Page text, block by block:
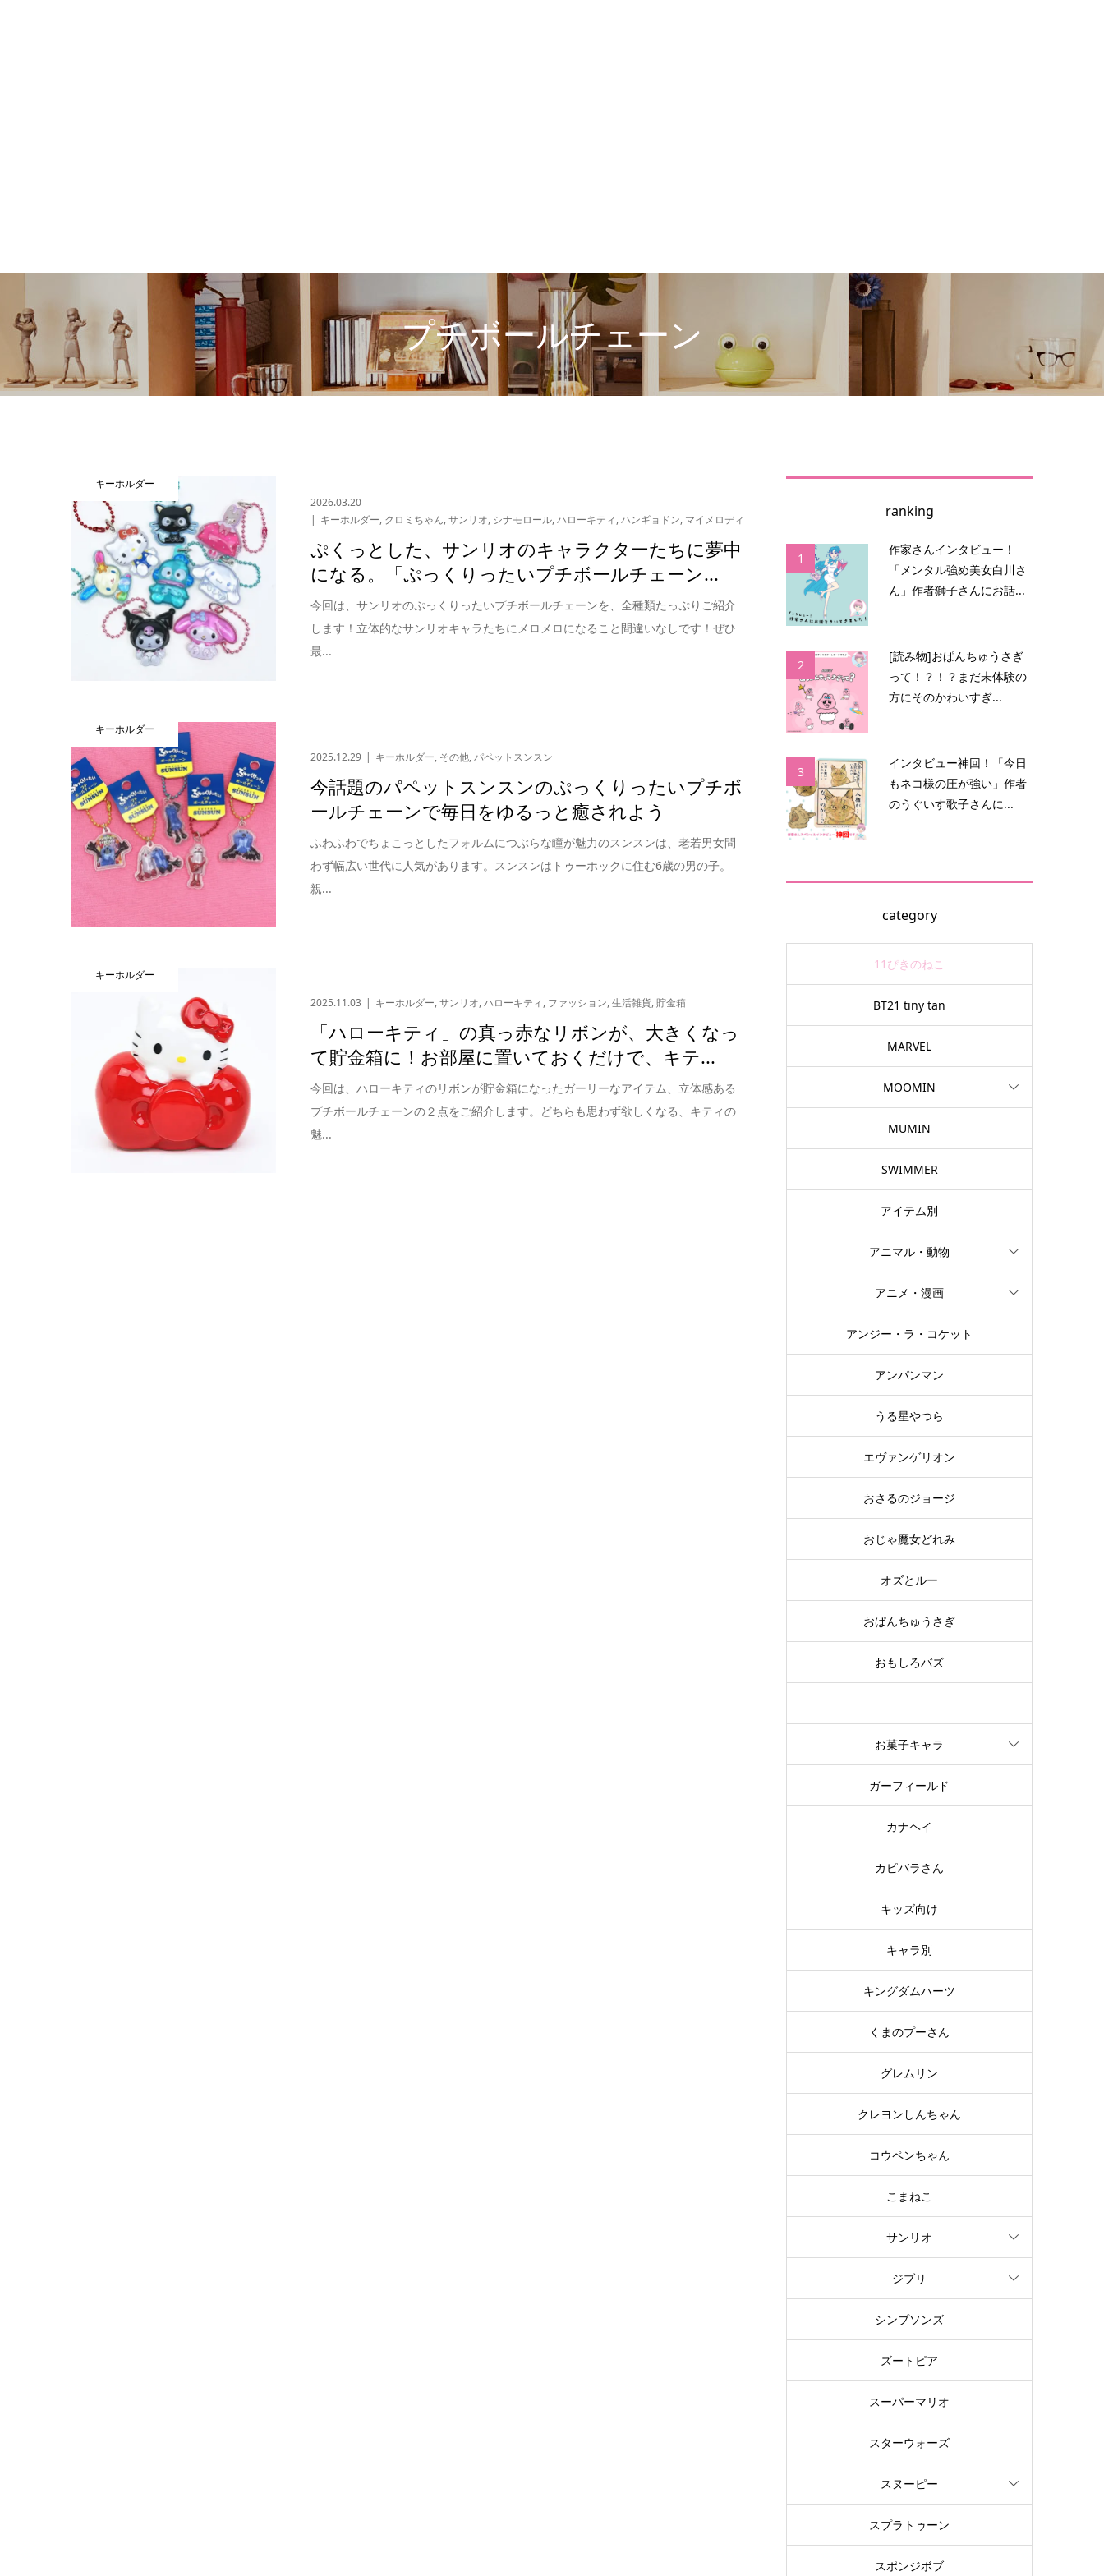
プチボールチェーン
キーホルダー
2026.03.20
キーホルダー, クロミちゃん,サンリオ, シナモロール,ハローキティ,ハンギョドン, マイメロディ
ぷくっとした、サンリオのキャラクターたちに夢中
になる。「ぷっくりったいプチボールチェーン...
今回は、サンリオのぷっくりったいプチボールチェーンを、全種類たっぷりご紹介
します！立体的なサンリオキャラたちにメロメロになること間違いなしです！ぜひ
最...
キーホルダー
2025.12.29 キーホルダー, その他,パペットスンスン
今話題のパペットスンスンのぷっくりったいプチボ
ールチェーンで毎日をゆるっと癒されよう
ふわふわでちょこっとしたフォルムにつぶらな瞳が魅力のスンスンは、老若男女問
わず幅広い世代に人気があります。スンスンはトゥーホックに住む6歳の男の子。
親...
キーホルダー
2025.11.03 キーホルダー,サンリオ,ハローキティ, ファッション,生活雑貨,貯金箱
「ハローキティ」の真っ赤なリボンが、大きくなっ
て貯金箱に！お部屋に置いておくだけで、キテ...
今回は、ハローキティのリボンが貯金箱になったガーリーなアイテム、立体感ある
プチボールチェーンの２点をご紹介します。どちらも思わず欲しくなる、キティの
魅...
ranking
1
作家さんインタビュー！
「メンタル強め美女白川さ
ん」作者獅子さんにお話...
2
[読み物]おぱんちゅうさぎ
って！？！？まだ未体験の
方にそのかわいすぎ...
3
インタビュー神回！「今日
もネコ様の圧が強い」作者
のうぐいす歌子さんに...
category
11ぴきのねこ
BT21 tiny tan
MARVEL
MOOMIN
MUMIN
SWIMMER
アイテム別
アニマル・動物
アニメ・漫画
アンジー・ラ・コケット
アンパンマン
うる星やつら
エヴァンゲリオン
おさるのジョージ
おじゃ魔女どれみ
オズとルー
おぱんちゅうさぎ
おもしろバズ
お菓子キャラ
ガーフィールド
カナヘイ
カピバラさん
キッズ向け
キャラ別
キングダムハーツ
くまのプーさん
グレムリン
クレヨンしんちゃん
コウペンちゃん
こまねこ
サンリオ
ジブリ
シンプソンズ
ズートピア
スーパーマリオ
スターウォーズ
スヌーピー
スプラトゥーン
スポンジボブ